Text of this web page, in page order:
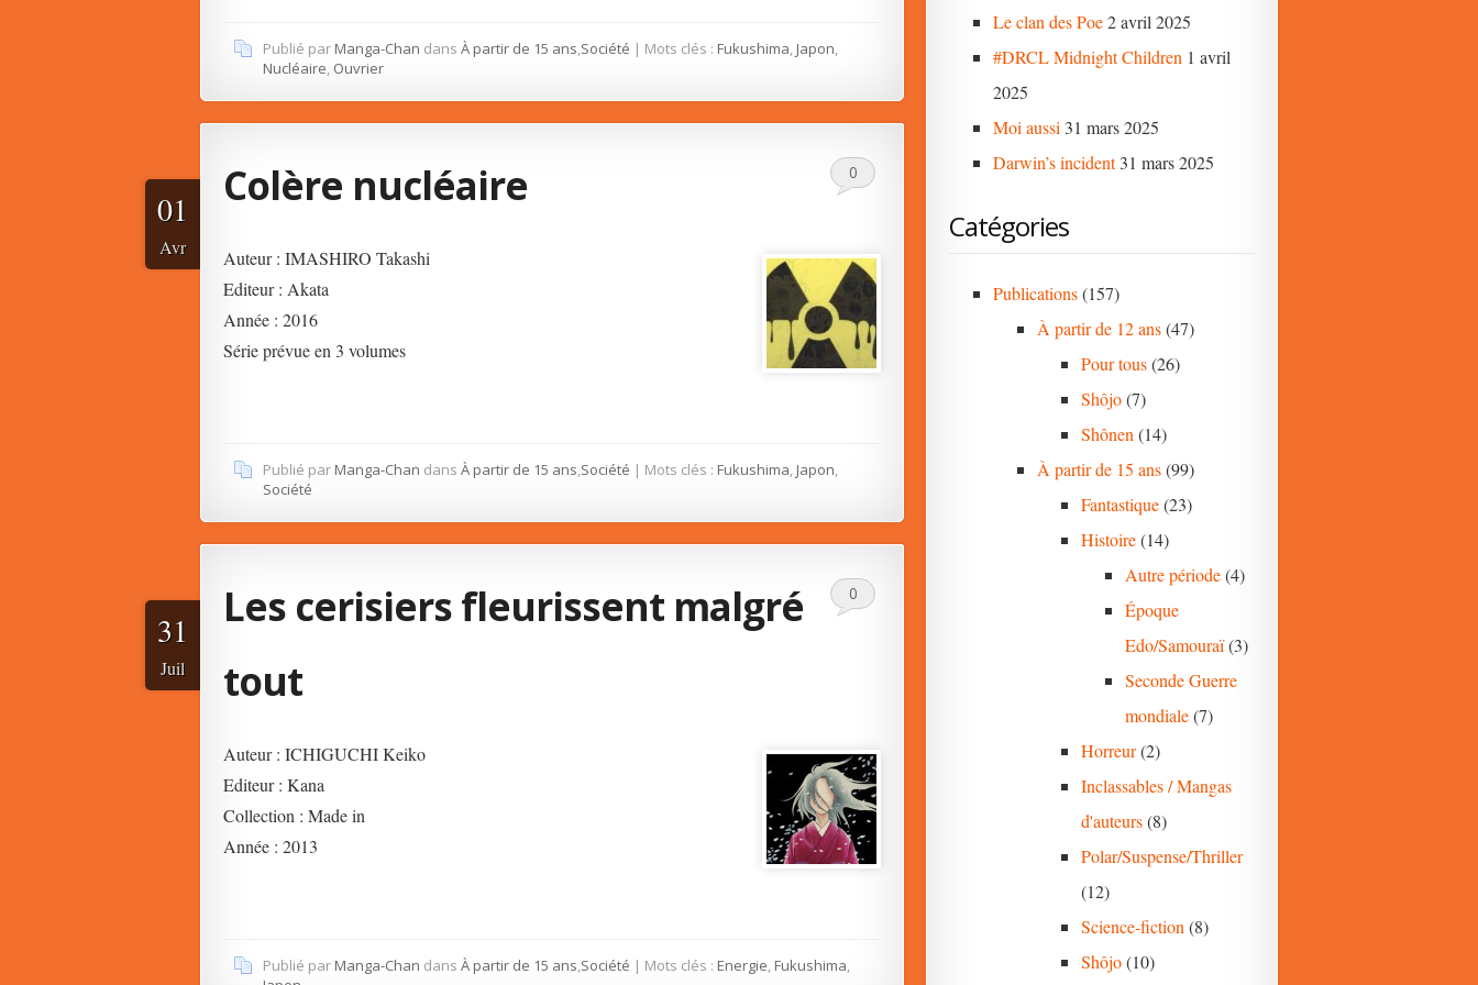
Publié par Manga-Chan dans À partir de 15 ans,Société | Mots clés : Fukushima, Japon,
Nucléaire, Ouvrier
Colère nucléaire
01
Avr
0
Auteur : IMASHIRO Takashi
Editeur : Akata
Année : 2016
Série prévue en 3 volumes
Publié par Manga-Chan dans À partir de 15 ans,Société | Mots clés : Fukushima, Japon,
Société
Les cerisiers fleurissent malgré
tout
31
Juil
0
Auteur : ICHIGUCHI Keiko
Editeur : Kana
Collection : Made in
Année : 2013
Publié par Manga-Chan dans À partir de 15 ans,Société | Mots clés : Energie, Fukushima,
Le clan des Poe2 avril 2025
#DRCL Midnight Children 1 avril
2025
Moi aussi 31 mars 2025
Darwin’s incident 31 mars 2025
Catégories
Publications(157)
À partir de 12 ans(47)
Pour tous(26)
Shôjo(7)
Shônen (14)
À partir de 15 ans(99)
Fantastique(23)
Histoire(14)
Autre période(4)
Époque
Edo/Samouraï(3)
Seconde Guerre
mondiale(7)
Horreur(2)
Inclassables / Mangas
d'auteurs(8)
Polar/Suspense/Thriller
(12)
Science-fiction (8)
Shôjo(10)